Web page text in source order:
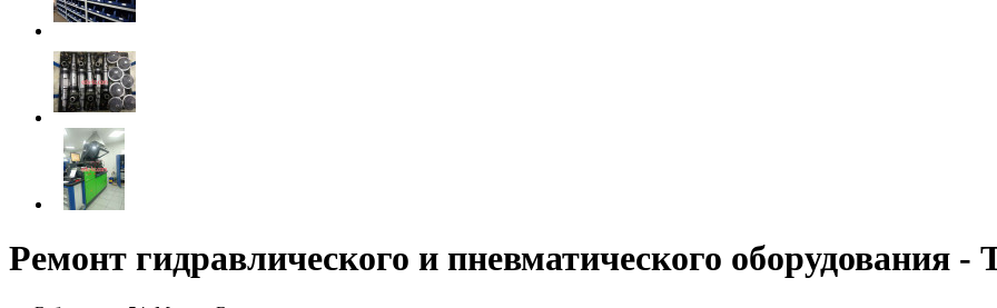
Ремонт гидравлического и пневматического оборудования -